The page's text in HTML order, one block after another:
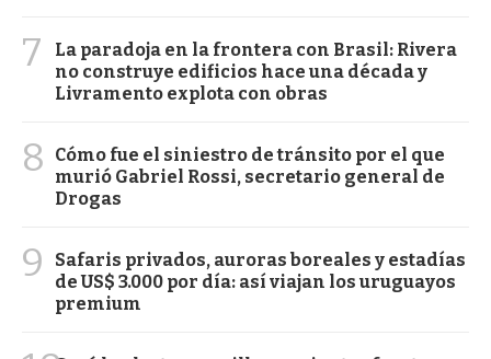
7
La paradoja en la frontera con Brasil: Rivera
no construye edificios hace una década y
Livramento explota con obras
8
Cómo fue el siniestro de tránsito por el que
murió Gabriel Rossi, secretario general de
Drogas
9
Safaris privados, auroras boreales y estadías
de US$ 3.000 por día: así viajan los uruguayos
premium